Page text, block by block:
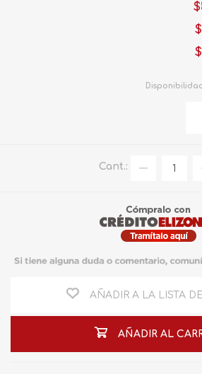
Cant.:
AÑADIR A LA LISTA
AÑADIR AL